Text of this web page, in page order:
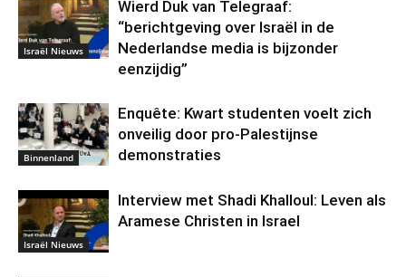
Israël Nieuws
Wierd Duk van Telegraaf:
“berichtgeving over Israël in de
Nederlandse media is bijzonder
eenzijdig”
Binnenland
Enquête: Kwart studenten voelt zich
onveilig door pro-Palestijnse
demonstraties
Israël Nieuws
Interview met Shadi Khalloul: Leven als
Aramese Christen in Israel